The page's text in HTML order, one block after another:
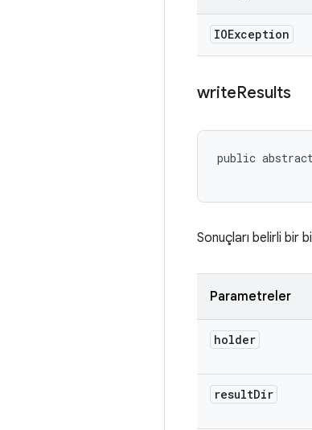
IOException
writeResults
public
Sonuçları belirli bir
Parametreler
holder
resultDir